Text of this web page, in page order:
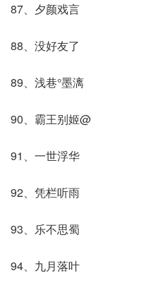
87、夕颜戏言
88、没好友了
89、浅巷°墨漓
90、霸王别姬@
91、一世浮华
92、凭栏听雨
93、乐不思蜀
94、九月落叶